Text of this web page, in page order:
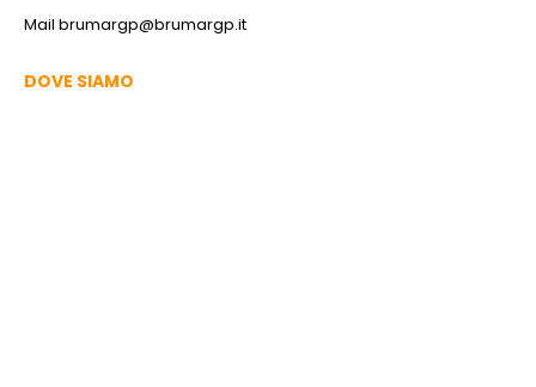
Mail brumargp@brumargp.it
DOVE SIAMO